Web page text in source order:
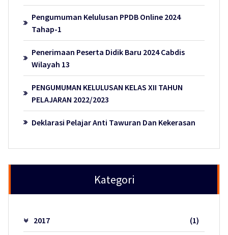
Pengumuman Kelulusan PPDB Online 2024
Tahap-1
Penerimaan Peserta Didik Baru 2024 Cabdis
Wilayah 13
PENGUMUMAN KELULUSAN KELAS XII TAHUN
PELAJARAN 2022/2023
Deklarasi Pelajar Anti Tawuran Dan Kekerasan
Kategori
2017 (1)